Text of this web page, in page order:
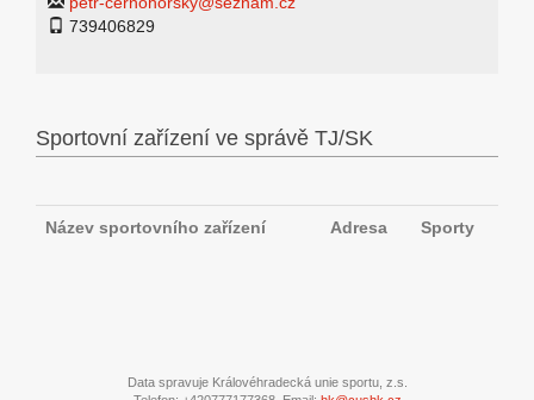
739406829
Sportovní zařízení ve správě TJ/SK
Název sportovního zařízení Adresa Sporty
Data spravuje Královéhradecká unie sportu, z.s.